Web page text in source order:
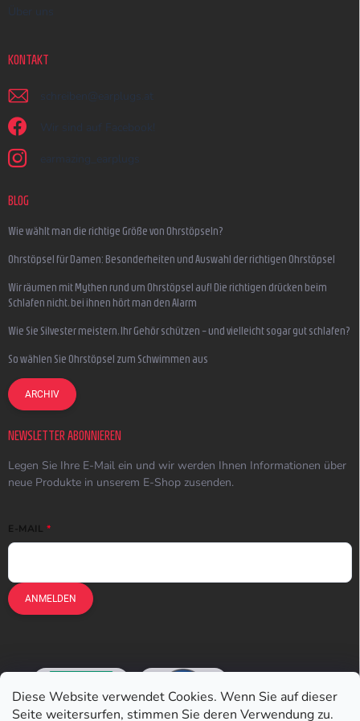
Diese Website verwendet Cookies. Wenn Sie auf dieser
Seite weitersurfen, stimmen Sie deren Verwendung zu.
Über uns
KONTAKT
schreiben @ earplugs.at
Wir sind auf Facebook!
earmazing_earplugs
BLOG
Wie wählt man die richtige Größe von Ohrstöpseln?
Ohrstöpsel für Damen: Besonderheiten und Auswahl der richtigen Ohrstöpsel
Wir räumen mit Mythen rund um Ohrstöpsel auf! Die richtigen drücken beim
Schlafen nicht, bei ihnen hört man den Alarm
Wie Sie Silvester meistern, Ihr Gehör schützen – und vielleicht sogar gut schlafen?
So wählen Sie Ohrstöpsel zum Schwimmen aus
ARCHIV
NEWSLETTER ABONNIEREN
Legen Sie Ihre E-Mail ein und wir werden Ihnen Informationen über
neue Produkte in unserem E-Shop zusenden.
E-MAIL
ANMELDEN